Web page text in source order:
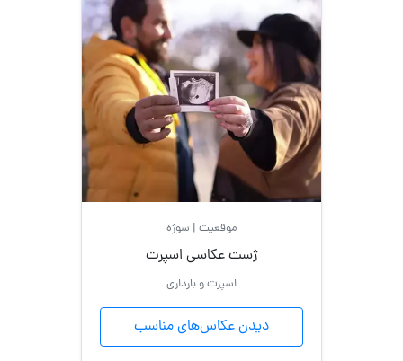
موقعیت | سوژه
ژست عکاسی اسپرت
اسپرت و بارداری
دیدن عکاس‌های مناسب